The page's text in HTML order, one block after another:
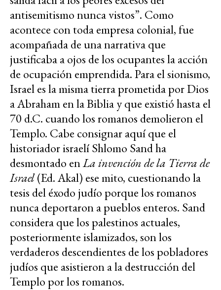
antisemitismo nunca vistos”. Como
acontece con toda empresa colonial, fue
acompañada de una narrativa que
justificaba a ojos de los ocupantes la acción
de ocupación emprendida. Para el sionismo,
Israel es la misma tierra prometida por Dios
a Abraham en la Biblia y que existió hasta el
70 d.C. cuando los romanos demolieron el
Templo. Cabe consignar aquí que el
historiador israelí Shlomo Sand ha
desmontado enLa invención de la Tierra de
Israel(Ed. Akal) ese mito, cuestionando la
tesis del éxodo judío porque los romanos
nunca deportaron a pueblos enteros. Sand
considera que los palestinos actuales,
posteriormente islamizados, son los
verdaderos descendientes de los pobladores
judíos que asistieron a la destrucción del
Templo por los romanos.